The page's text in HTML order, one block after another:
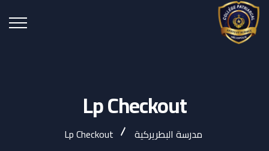
Lp Checkout
مدرسة البطريركية Lp Checkout